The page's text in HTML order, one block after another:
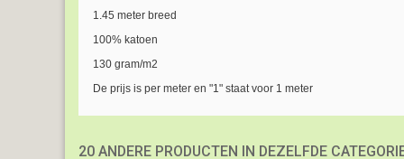
1.45 meter breed
100% katoen
130 gram/m2
De prijs is per meter en "1" staat voor 1 meter
20 ANDERE PRODUCTEN IN DEZELFDE